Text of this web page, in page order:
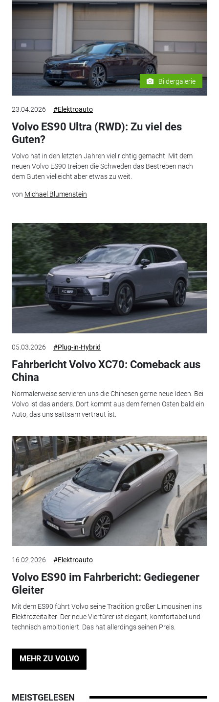
Bildergalerie
23.04.2026 #Elektroauto
Volvo ES90 Ultra (RWD): Zu viel des
Guten?
Volvo hat in den letzten Jahren viel richtig gemacht. Mit dem
neuen Volvo ES90 treiben die Schweden das Bestreben nach
dem Guten vielleicht aber etwas zu weit.
von Michael Blumenstein
05.03.2026 #Plug-in-Hybrid
Fahrbericht Volvo XC70: Comeback aus
China
Normalerweise servieren uns die Chinesen gerne neue Ideen. Bei
Volvo ist das anders. Dort kommt aus dem fernen Osten bald ein
Auto, das uns sattsam vertraut ist.
16.02.2026 #Elektroauto
Volvo ES90 im Fahrbericht: Gediegener
Gleiter
Mit dem ES90 führt Volvo seine Tradition großer Limousinen ins
Elektrozeitalter: Der neue Viertürer ist elegant, komfortabel und
technisch ambitioniert. Das hat allerdings seinen Preis.
MEHR ZU VOLVO
MEISTGELESEN